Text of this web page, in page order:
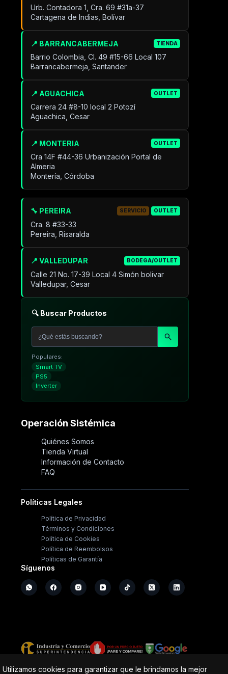
Utilizamos cookies para garantizar que le brindamos la mejor
Urb. Contadora 1, Cra. 69 #31a-37
Cartagena de Indias, Bolívar
📍 BARRANCABERMEJA TIENDA
Barrio Colombia, Cl. 49 #15-66 Local 107
Barrancabermeja, Santander
📍 AGUACHICA OUTLET
Carrera 24 #8-10 local 2 Potozí
Aguachica, Cesar
📍 MONTERIA OUTLET
Cra 14F #44-36 Urbanización Portal de
Almeria
Montería, Córdoba
📍 VALLEDUPAR BODEGA/OUTLET
Calle 21 No. 17-39 Local 4 Simón bolivar
Valledupar, Cesar
🔧 PEREIRA SERVICIO OUTLET
Cra. 8 #33-33
Pereira, Risaralda
🔍 Buscar Productos
Populares:
Smart TV
PS5
Inverter
Operación Sistémica
Quiénes Somos
Tienda Virtual
Información de Contacto
FAQ
Políticas Legales
Política de Privacidad
Términos y Condiciones
Política de Cookies
Política de Reembolsos
Políticas de Garantía
Síguenos
Copyright © - Operación Sistémica